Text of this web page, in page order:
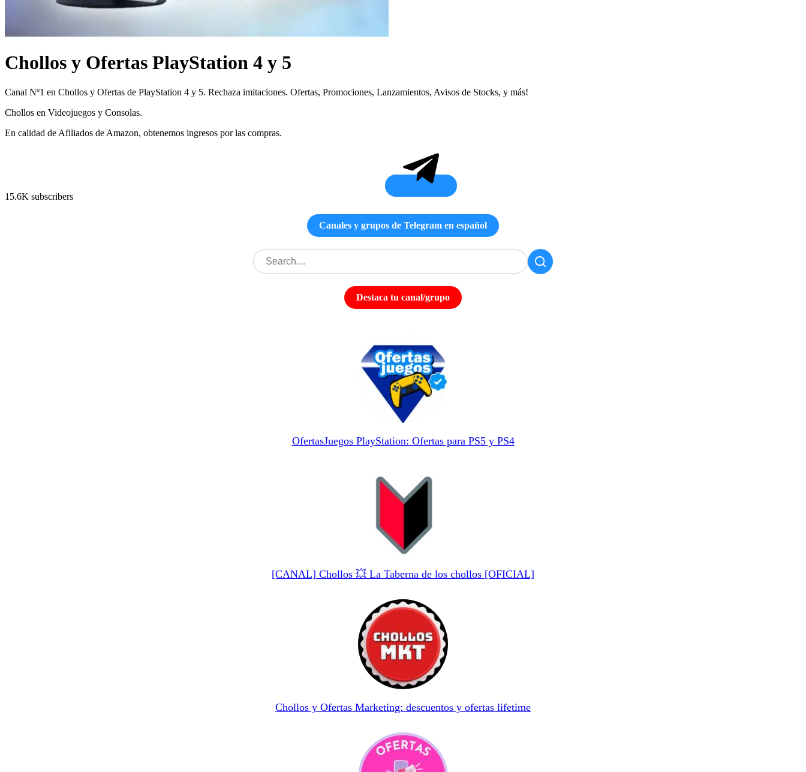
Chollos y Ofertas PlayStation 4 y 5
Canal Nº1 en Chollos y Ofertas de PlayStation 4 y 5. Rechaza imitaciones. Ofertas, Promociones, Lanzamientos, Avisos de Stocks, y más!
Chollos en Videojuegos y Consolas.
En calidad de Afiliados de Amazon, obtenemos ingresos por las compras.
15.6K subscribers
Canales y grupos de Telegram en español
Destaca tu canal/grupo
OfertasJuegos PlayStation: Ofertas para PS5 y PS4
[CANAL] Chollos 💥 La Taberna de los chollos [OFICIAL]
Chollos y Ofertas Marketing: descuentos y ofertas lifetime